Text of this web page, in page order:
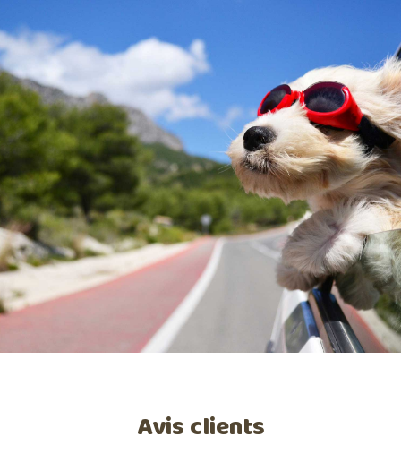
Avis clients